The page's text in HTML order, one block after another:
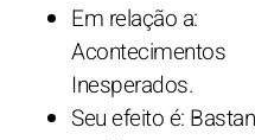
Em relação a:
Acontecimentos
Inesperados.
Seu efeito é: